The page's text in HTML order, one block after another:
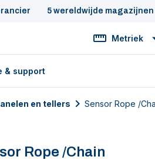
5 wereldwijde magazijnen
Metriek
& support
en tellers Sensor Rope /
Rope /Chain